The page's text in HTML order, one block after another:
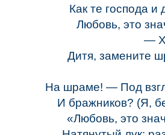
Как те господа и
Любовь, это
—
Дитя, замените
На шраме! — Под
И бражников? (Я,
«Любовь, это